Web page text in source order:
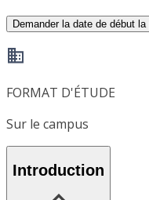
Demander la date de début
FORMAT D'ÉTUDE
Sur le campus
Introduction